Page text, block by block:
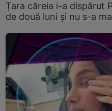
Țara căreia i-a dispărut
de două luni și nu s-a